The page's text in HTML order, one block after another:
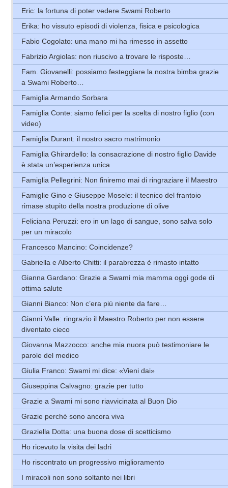
Eric: la fortuna di poter vedere Swami Roberto
Erika: ho vissuto episodi di violenza, fisica e psicologica
Fabio Cogolato: una mano mi ha rimesso in assetto
Fabrizio Argiolas: non riuscivo a trovare le risposte…
Fam. Giovanelli: possiamo festeggiare la nostra bimba grazie
a Swami Roberto…
Famiglia Armando Sorbara
Famiglia Conte: siamo felici per la scelta di nostro figlio (con
video)
Famiglia Durant: il nostro sacro matrimonio
Famiglia Ghirardello: la consacrazione di nostro figlio Davide
è stata un’esperienza unica
Famiglia Pellegrini: Non finiremo mai di ringraziare il Maestro
Famiglie Gino e Giuseppe Mosele: il tecnico del frantoio
rimase stupito della nostra produzione di olive
Feliciana Peruzzi: ero in un lago di sangue, sono salva solo
per un miracolo
Francesco Mancino: Coincidenze?
Gabriella e Alberto Chitti: il parabrezza è rimasto intatto
Gianna Gardano: Grazie a Swami mia mamma oggi gode di
ottima salute
Gianni Bianco: Non c’era più niente da fare…
Gianni Valle: ringrazio il Maestro Roberto per non essere
diventato cieco
Giovanna Mazzocco: anche mia nuora può testimoniare le
parole del medico
Giulia Franco: Swami mi dice: «Vieni dai»
Giuseppina Calvagno: grazie per tutto
Grazie a Swami mi sono riavvicinata al Buon Dio
Grazie perché sono ancora viva
Graziella Dotta: una buona dose di scetticismo
Ho ricevuto la visita dei ladri
Ho riscontrato un progressivo miglioramento
I miracoli non sono soltanto nei libri